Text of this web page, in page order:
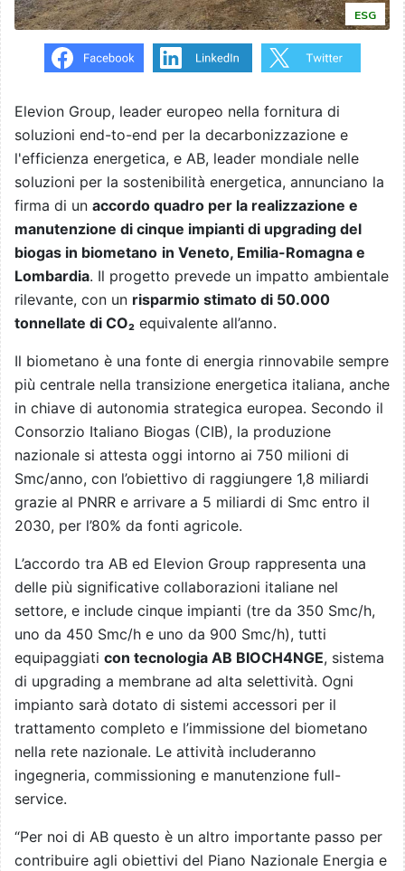
ESG
Elevion Group, leader europeo nella fornitura di
soluzioni end-to-end per la decarbonizzazione e
l'efficienza energetica, e AB, leader mondiale nelle
soluzioni per la sostenibilità energetica, annunciano la
firma di un accordo quadro per la realizzazione e
manutenzione di cinque impianti di upgrading del
biogas in biometano in Veneto, Emilia-Romagna e
Lombardia. Il progetto prevede un impatto ambientale
rilevante, con un risparmio stimato di 50.000
tonnellate di CO₂ equivalente all’anno.
Il biometano è una fonte di energia rinnovabile sempre
più centrale nella transizione energetica italiana, anche
in chiave di autonomia strategica europea. Secondo il
Consorzio Italiano Biogas (CIB), la produzione
nazionale si attesta oggi intorno ai 750 milioni di
Smc/anno, con l’obiettivo di raggiungere 1,8 miliardi
grazie al PNRR e arrivare a 5 miliardi di Smc entro il
2030, per l’80% da fonti agricole.
L’accordo tra AB ed Elevion Group rappresenta una
delle più significative collaborazioni italiane nel
settore, e include cinque impianti (tre da 350 Smc/h,
uno da 450 Smc/h e uno da 900 Smc/h), tutti
equipaggiati con tecnologia AB BIOCH4NGE, sistema
di upgrading a membrane ad alta selettività. Ogni
impianto sarà dotato di sistemi accessori per il
trattamento completo e l’immissione del biometano
nella rete nazionale. Le attività includeranno
ingegneria, commissioning e manutenzione full-
service.
“Per noi di AB questo è un altro importante passo per
contribuire agli obiettivi del Piano Nazionale Energia e